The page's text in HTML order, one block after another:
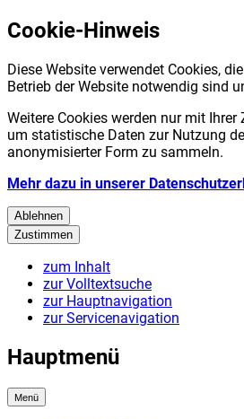
Cookie-Hinweis
Diese Website verwendet Cookies,
Betrieb der Website notwendig sind
Weitere Cookies werden nur mit
um statistische Daten zur Nutzung
anonymisierter Form zu sammeln.
Mehr dazu in unserer
Ablehnen
Zustimmen
zum Inhalt
zur Volltextsuche
zur Hauptnavigation
zur Servicenavigation
Hauptmenü
Menü